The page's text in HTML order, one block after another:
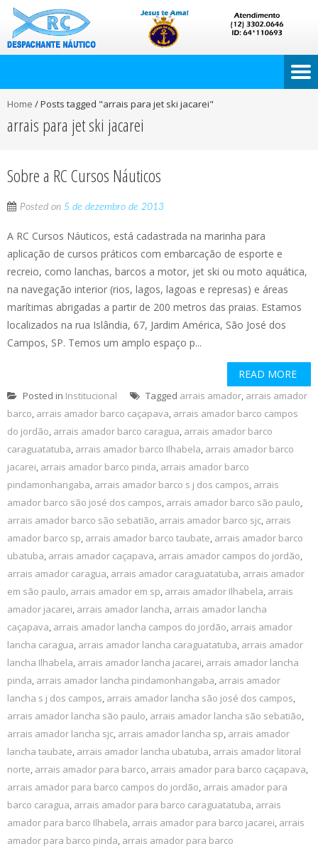
Home /Posts tagged "arrais para jet ski jacarei"
arrais para jet ski jacarei
Sobre a RC Cursos Náuticos
Posted on 5 de dezembro de 2013
A RC Cursos Náuticos, está cadastrada na marinha para
aplicação de cursos práticos com embarcação de esporte e
recreio, como lanchas, barcos a motor, jet ski ou moto aquática,
na navegação interior (rios, lagos, lagoas e represas) e áreas
marítimas abrigadas a partir de 200 metros das praias. Estamos
localizados na rua Islândia, 67, Jardim América, São José dos
Campos, SP. Temos um amplo espaço p...
READ MORE
Posted in Institucional Tagged arrais amador, arrais amador
barco, arrais amador barco caçapava, arrais amador barco campos
do jordão, arrais amador barco caragua, arrais amador barco
caraguatatuba, arrais amador barco Ilhabela, arrais amador barco
jacarei, arrais amador barco pinda, arrais amador barco
pindamonhangaba, arrais amador barco s j dos campos, arrais
amador barco são josé dos campos, arrais amador barco são paulo,
arrais amador barco são sebatião, arrais amador barco sjc, arrais
amador barco sp, arrais amador barco taubate, arrais amador barco
ubatuba, arrais amador caçapava, arrais amador campos do jordão,
arrais amador caragua, arrais amador caraguatatuba, arrais amador
em são paulo, arrais amador em sp, arrais amador Ilhabela, arrais
amador jacarei, arrais amador lancha, arrais amador lancha
caçapava, arrais amador lancha campos do jordão, arrais amador
lancha caragua, arrais amador lancha caraguatatuba, arrais amador
lancha Ilhabela, arrais amador lancha jacarei, arrais amador lancha
pinda, arrais amador lancha pindamonhangaba, arrais amador
lancha s j dos campos, arrais amador lancha são josé dos campos,
arrais amador lancha são paulo, arrais amador lancha são sebatião,
arrais amador lancha sjc, arrais amador lancha sp, arrais amador
lancha taubate, arrais amador lancha ubatuba, arrais amador litoral
norte, arrais amador para barco, arrais amador para barco caçapava,
arrais amador para barco campos do jordão, arrais amador para
barco caragua, arrais amador para barco caraguatatuba, arrais
amador para barco Ilhabela, arrais amador para barco jacarei, arrais
amador para barco pinda, arrais amador para barco